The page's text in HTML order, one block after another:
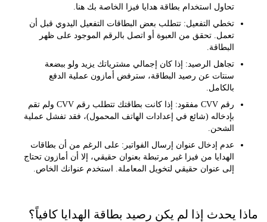
تحاول استخدام بطاقة هدايا فيزا الخاصة بك هنا.
تخطي التفعيل: تتطلب بعض البطاقات التفعيل اليدوي قبل أن
تعمل. تحقق من العبوة أو اتصل بالرقم الموجود على ظهر
تجاهل الرصيد: إذا كان إجمالي مشترياتك يزيد ولو ببضعة
سنتات عن رصيد البطاقة، سترفض أمازون عملية الدفع
رقم CVV مفقود: إذا كانت بطاقتك تتطلب رقم CVV ولم تقم
بإدخاله (شائع في إعدادات الهاتف المحمول)، فقد تفشل عملية
عدم إدخال عنوان إرسال الفواتير: على الرغم من أن بطاقات
الهدايا من فيزا غير مرتبطة بعنوان حقيقي، إلا أن أمازون تحتاج
إلى عنوان حقيقي لتخويل المعاملة. استخدم عنوانك الخاص.
يحدث إذا لم يكن رصيد بطاقة الهدايا كافياً؟